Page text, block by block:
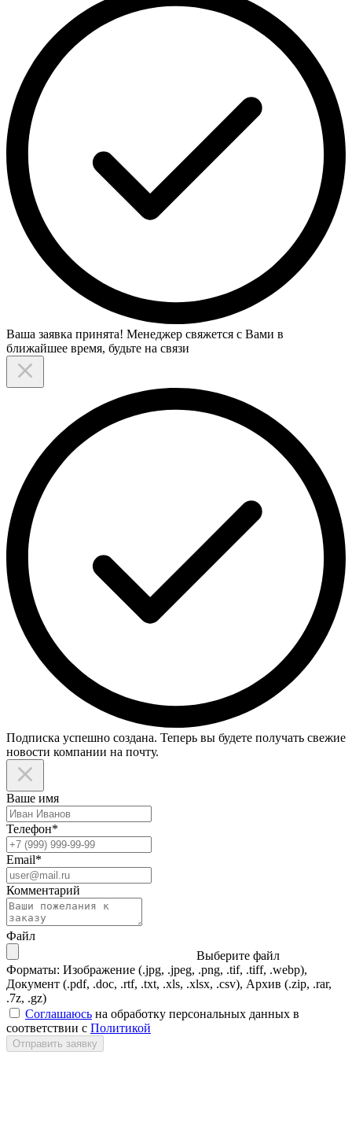
Ваша заявка принята! Менеджер свяжется с Вами в
ближайшее время, будьте на связи
Подписка успешно создана. Теперь вы будете получать свежие
новости компании на почту.
Ваше имя
Телефон*
Email*
Комментарий
Файл
Выберите файл
Форматы: Изображение (.jpg, .jpeg, .png, .tif, .tiff, .webp),
Документ (.pdf, .doc, .rtf, .txt, .xls, .xlsx, .csv), Архив (.zip, .rar,
.7z, .gz)
Соглашаюсь на обработку персональных данных в
соответствии с Политикой
Отправить заявку